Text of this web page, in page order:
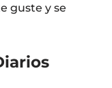
guste y se